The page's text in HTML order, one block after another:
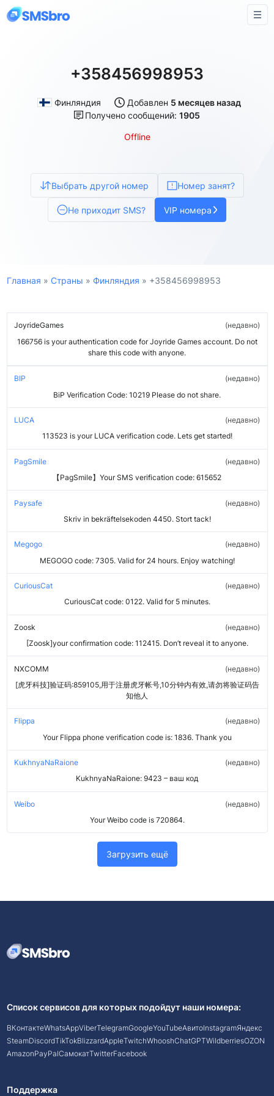
+358456998953
Финляндия Добавлен 5 месяцев назад
Получено сообщений:1905
Offline
Выбрать другой номер Номер занят?
Не приходит SMS? VIP номера
Главная » Страны » Финляндия » +358456998953
JoyrideGames
166756 is your authentication code for Joyride Games account. Do not
share this code with anyone.
недавно
BIP
BiP Verification Code: 10219 Please do not share.
недавно
LUCA
113523 is your LUCA verification code. Lets get started!
недавно
PagSmile
【PagSmile】Your SMS verification code: 615652
недавно
Paysafe
Skriv in bekräftelsekoden 4450. Stort tack!
недавно
Megogo
MEGOGO code: 7305. Valid for 24 hours. Enjoy watching!
недавно
CuriousCat
CuriousCat code: 0122. Valid for 5 minutes.
недавно
Zoosk
[Zoosk]your confirmation code: 112415. Don’t reveal it to anyone.
недавно
NXCOMM
[虎牙科技]验证码:859105,用于注册虎牙帐号,10分钟内有效,请勿将验证码告
知他人
недавно
Flippa
Your Flippa phone verification code is: 1836. Thank you
недавно
KukhnyaNaRaione
KukhnyaNaRaione: 9423 – ваш код
недавно
Weibo
Your Weibo code is 720864.
недавно
Загрузить ещё
Список сервисов для которых подойдут наши номера:
ВКонтактеWhatsAppViberTelegramGoogleYouTubeАвитоInstagramЯндекс
SteamDiscordTikTokBlizzardAppleTwitchWhooshChatGPTWildberriesOZON
AmazonPayPalСамокатTwitterFacebook
Поддержка